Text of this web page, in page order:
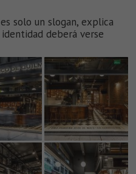
solo un slogan, explica
deberá verse